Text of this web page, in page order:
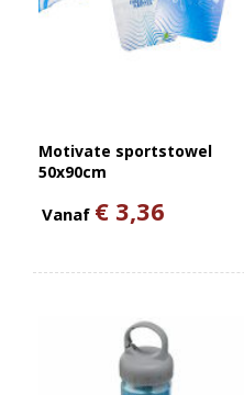
Motivate sportstowel
50x90cm
Vanaf € 3,36